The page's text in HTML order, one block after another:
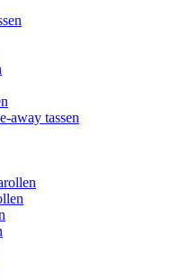
away tassen